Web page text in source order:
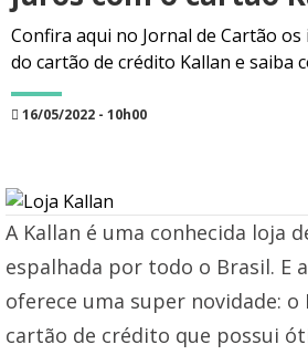
Confira aqui no Jornal de Cartão
do cartão de crédito Kallan e saiba
16/05/2022 - 10h00
A Kallan é uma conhecida loja
espalhada por todo o Brasil. E
oferece uma super novidade: o
cartão de crédito que possui